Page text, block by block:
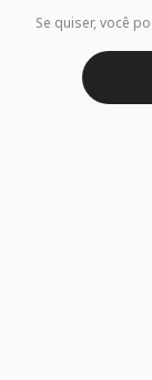
Se quiser, você